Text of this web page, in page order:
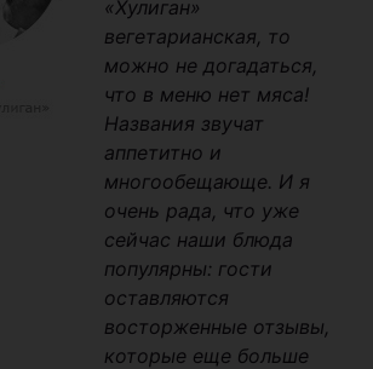
«Хулиган»
вегетарианская, то
можно не догадаться,
что в меню нет мяса!
Названия звучат
аппетитно и
многообещающе. И я
очень рада, что уже
сейчас наши блюда
популярны: гости
оставляются
восторженные отзывы,
которые еще больше